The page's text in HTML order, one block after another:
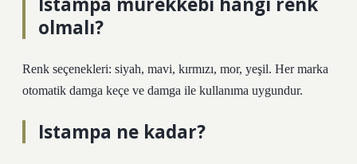
olmalı?
Renk seçenekleri: siyah, mavi, kırmızı, mor, yeşil. Her marka
otomatik damga keçe ve damga ile kullanıma uygundur.
Istampa ne kadar?